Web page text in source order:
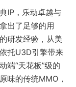
IP，乐动卓越与
出了足够的用
研发经验，从美
托U3D引擎带来
端“天花板”级的
味的传统MMO，